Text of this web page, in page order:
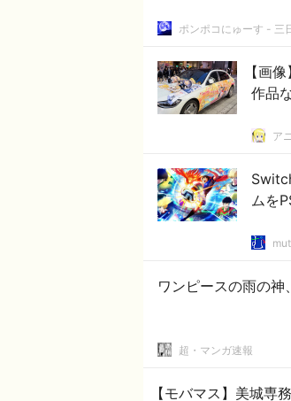
ポンポコにゅーす - 三
【画
作品
ア
ムを
ワンピースの雨の神
超・マンガ速報
【モバマス】美城専